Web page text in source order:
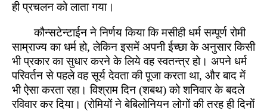
ही प्रचलन को लाता गया।
कौन्सटेन्टाईन ने निर्णय किया कि मसीही धर्म सम्पूर्ण रोमी
साम्राज्य का धर्म हो, लेकिन इसमें अपनी ईच्छा के अनुसार किसी
भी प्रकार का सुधार करने के लिये वह स्वतन्त्र हो। अपने धर्म
परिवर्तन से पहले वह सूर्य देवता की पूजा करता था, और बाद में
भी ऐसा करता रहा। विश्राम दिन (शबथ) को शनिवार के बदले
रविवार कर दिया। (रोमियों ने बेबिलोनियन लोगों की तरह ही दिनों